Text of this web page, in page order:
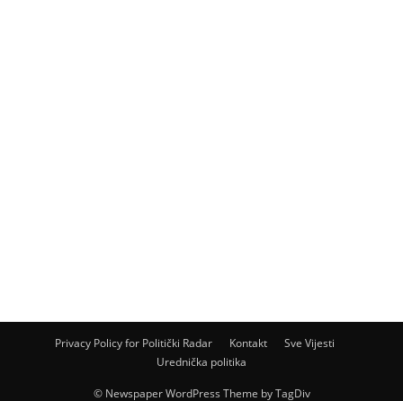
Privacy Policy for Politički Radar Kontakt
Sve Vijesti
Urednička politika
© Newspaper WordPress Theme by TagDiv